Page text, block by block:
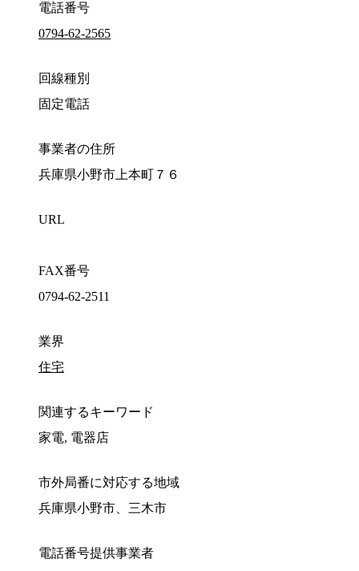
電話番号
0794-62-2565
回線種別
固定電話
事業者の住所
兵庫県小野市上本町７６
URL
FAX番号
0794-62-2511
業界
住宅
関連するキーワード
家電, 電器店
市外局番に対応する地域
兵庫県小野市、三木市
電話番号提供事業者